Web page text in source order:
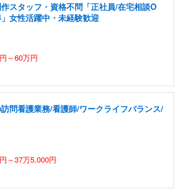
スタッフ・資格不問「正社員/在宅相談O
女性活躍中・未経験歓迎
～60万円
問看護業務/看護師/ワークライフバランス/
～37万5,000円